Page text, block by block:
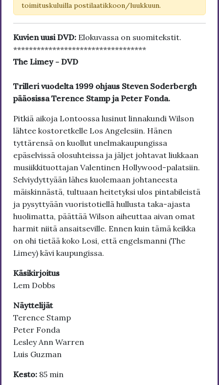
toimituskuluilla postilaatikkoon/luukkuun.
Kuvien uusi DVD: Elokuvassa on suomitekstit.
**********************************
The Limey - DVD
Trilleri vuodelta 1999 ohjaus Steven Soderbergh
pääosissa Terence Stamp ja Peter Fonda.
Pitkiä aikoja Lontoossa lusinut linnakundi Wilson
lähtee kostoretkelle Los Angelesiin. Hänen
tyttärensä on kuollut unelmakaupungissa
epäselvissä olosuhteissa ja jäljet johtavat liukkaan
musiikkituottajan Valentinen Hollywood-palatsiin.
Selviydyttyään lähes kuolemaan johtaneesta
mäiskinnästä, tultuaan heitetyksi ulos pintabileistä
ja pysyttyään vuoristotiellä hullusta taka-ajasta
huolimatta, päättää Wilson aiheuttaa aivan omat
harmit niitä ansaitseville. Ennen kuin tämä keikka
on ohi tietää koko Losi, että engelsmanni (The
Limey) kävi kaupungissa.
Käsikirjoitus
Lem Dobbs
Näyttelijät
Terence Stamp
Peter Fonda
Lesley Ann Warren
Luis Guzman
Kesto: 85 min